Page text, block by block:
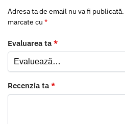
Adresa ta de email nu va fi publicată.
marcate cu *
Evaluarea ta *
Recenzia ta *